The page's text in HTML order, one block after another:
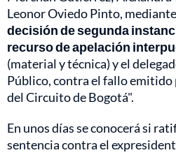
Leonor Oviedo Pinto,
decisión de segunda
recurso de apelación
(material y técnica) y el
Público, contra el fallo emitido
del Circuito de Bogotá".
En unos días se conocerá si
sentencia contra el